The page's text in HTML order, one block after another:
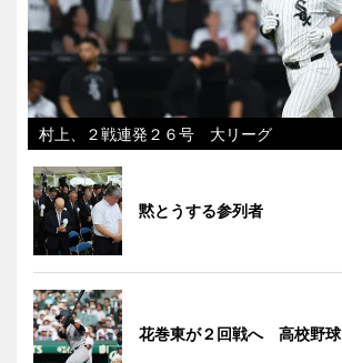
村上、２戦連発２６号 大リーグ
黙とうする参列者
花巻東が２回戦へ 高校野球